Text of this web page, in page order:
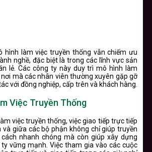
hình làm việc truyền thống vẫn chiếm ưu
nghề, đặc biệt là trong các lĩnh vực sản
lẻ. Các công ty này duy trì mô hình làm
mà các nhân viên thường xuyên gặp gỡ
với đồng nghiệp, cấp trên và khách hàng.
Việc Truyền Thống
việc truyền thống, việc giao tiếp trực tiếp
và giữa các bộ phận không chỉ giúp truyền
nhanh chóng mà còn giúp xây dựng
vững mạnh. Việc tham gia vào các cuộc